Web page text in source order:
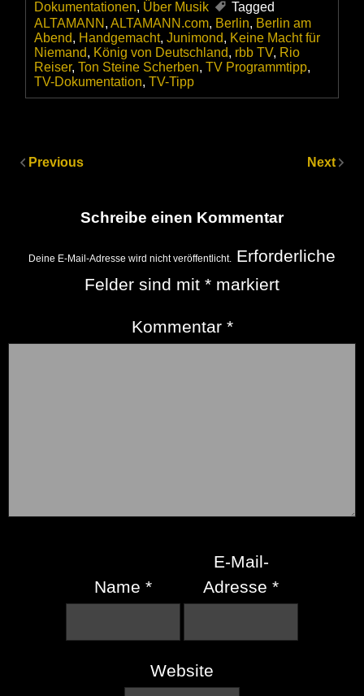
Dokumentationen, Über Musik
Tagged
ALTAMANN , ALTAMANN.com, Berlin, Berlin am
Abend, Handgemacht, Junimond, Keine Macht für
Niemand, König von Deutschland, rbb TV, Rio
Reiser, Ton Steine Scherben, TV Programmtipp,
TV-Dokumentation, TV-Tipp
Previous Next
Schreibe einen Kommentar
Deine E-Mail-Adresse wird nicht veröffentlicht. Erforderliche
Felder sind mit * markiert
Kommentar *
Name *
E-Mail-
Adresse*
Website